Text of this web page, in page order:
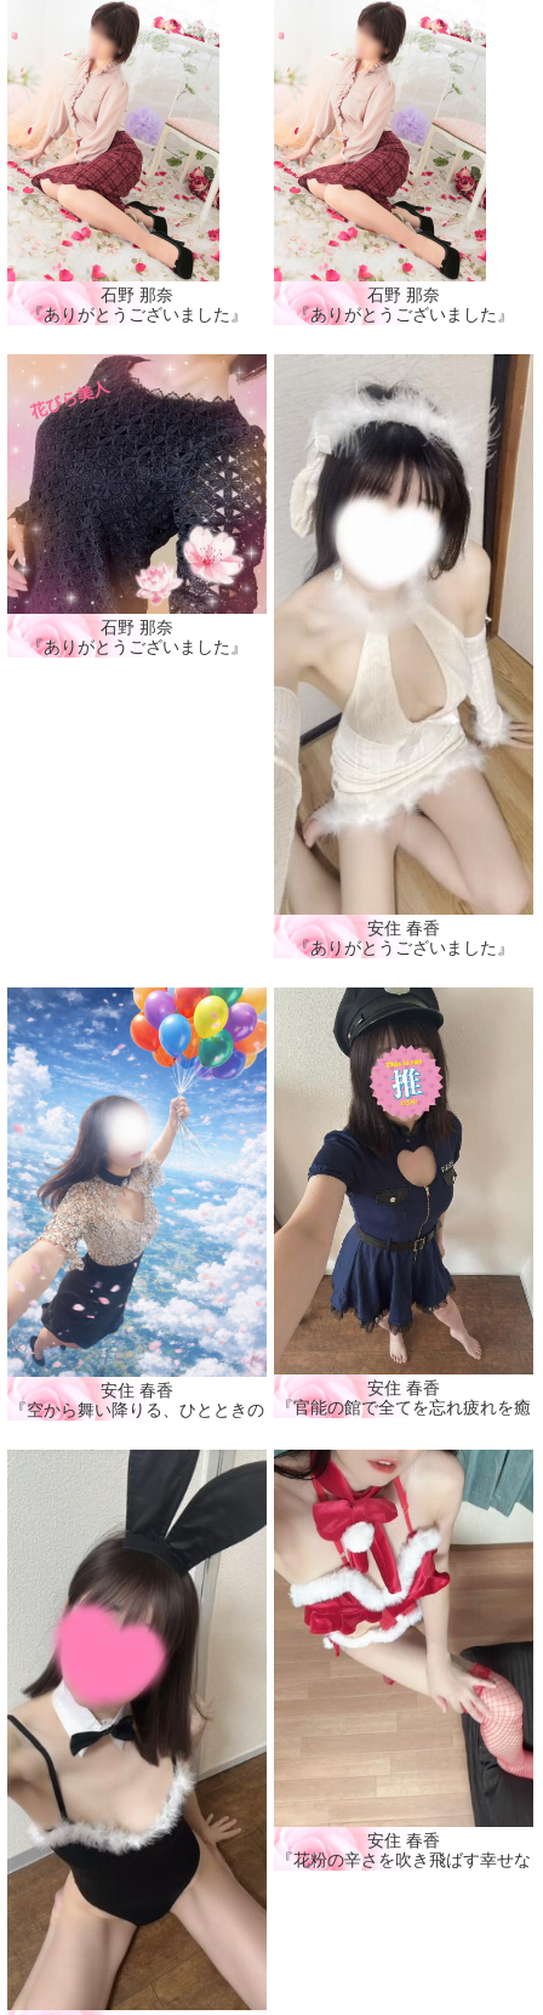
石野 那奈
『ありがとうございました』
石野 那奈
『ありがとうございました』
石野 那奈
『ありがとうございました』
安住 春香
『ありがとうございました』
安住 春香
『空から舞い降りる、ひとときの春🌸』
安住 春香
『官能の館で全てを忘れ疲れを癒
安住 春香
『花粉の辛さを吹き飛ばす幸せな